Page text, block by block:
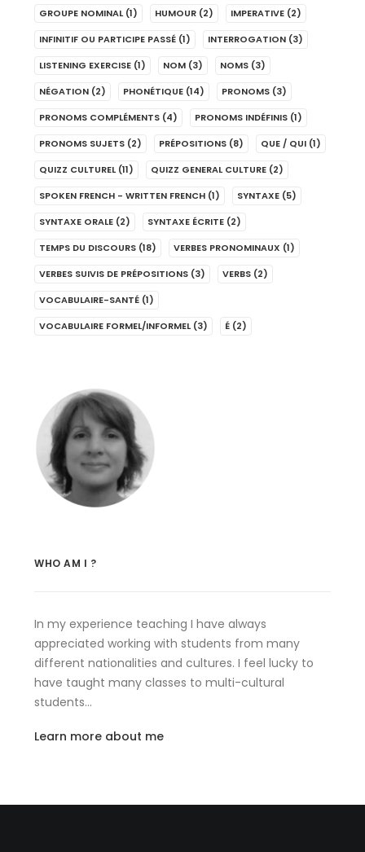
GROUPE NOMINAL (1) HUMOUR (2) IMPERATIVE (2)
INFINITIF OU PARTICIPE PASSÉ (1) INTERROGATION (3)
LISTENING EXERCISE (1) NOM (3) NOMS (3)
NÉGATION (2) PHONÉTIQUE (14) PRONOMS (3)
PRONOMS COMPLÉMENTS (4) PRONOMS INDÉFINIS (1)
PRONOMS SUJETS (2) PRÉPOSITIONS (8) QUE / QUI (1)
QUIZZ CULTUREL (11) QUIZZ GENERAL CULTURE (2)
SPOKEN FRENCH - WRITTEN FRENCH (1) SYNTAXE (5)
SYNTAXE ORALE (2) SYNTAXE ÉCRITE (2)
TEMPS DU DISCOURS (18) VERBES PRONOMINAUX (1)
VERBES SUIVIS DE PRÉPOSITIONS (3) VERBS (2)
VOCABULAIRE-SANTÉ (1)
VOCABULAIRE FORMEL/INFORMEL (3) É (2)
WHO AM I ?
In my experience teaching I have always
appreciated working with students from many
different nationalities and cultures. I feel lucky to
have taught many classes to multi-cultural
students…
Learn more about me